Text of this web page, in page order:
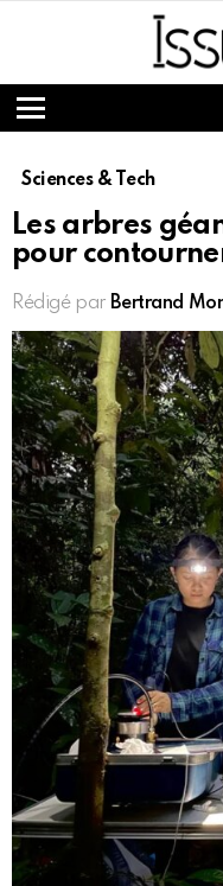
Menu
Sciences & Tech
Les arbres
pour
Rédigé par Bertrand